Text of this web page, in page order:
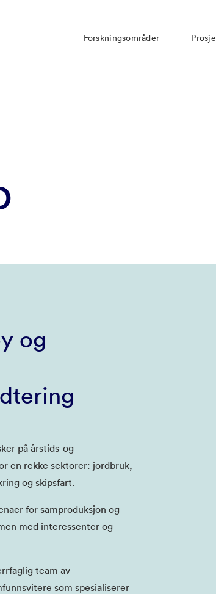
Forskningsområder
og
på årstids-og
en rekke sektorer: jordbruk,
og skipsfart.
for samproduksjon og
med interessenter og
team av
som spesialiserer